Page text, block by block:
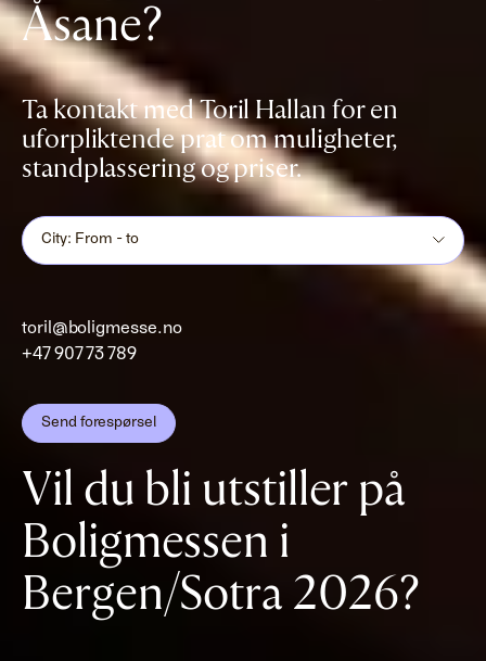
Åsane?
Ta kontakt med Toril Hallan for en
uforpliktende prat om muligheter,
standplassering og priser.
City: From - to
toril@boligmesse.no
+47 907 73 789
Send forespørsel
Vil du bli utstiller på
Boligmessen i
Bergen/Sotra 2026?